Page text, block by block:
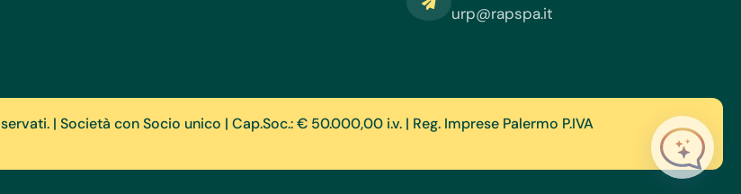
urp@rapspa.it
| Società con Socio unico | Cap.Soc.: € 50.000,00 i.v. | Reg. Imprese Palermo P.IVA